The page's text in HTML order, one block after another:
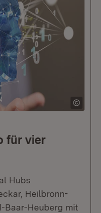
für vier
Hubs
Heilbronn-
Baar-Heuberg mit